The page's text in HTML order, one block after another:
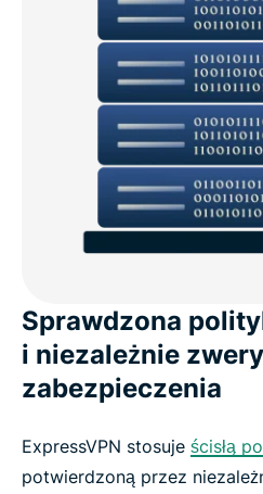
Sprawdzona
i niezależnie
zabezpieczenia
ExpressVPN stosuje ścisłą
potwierdzoną przez